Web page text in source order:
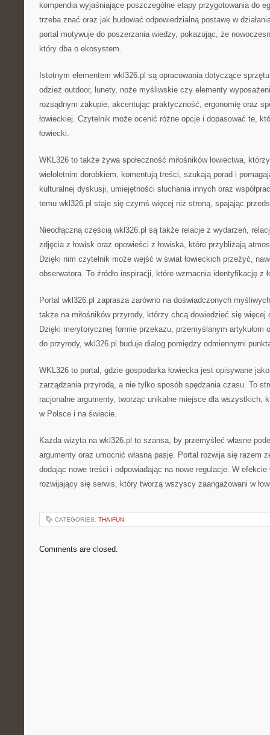
kompendia wyjaśniające poszczególne etapy przygotowania do
trzeba znać oraz jak budować odpowiedzialną postawę w
portal motywuje do poszerzania wiedzy, pokazując, że
który dba o ekosystem.
Istotnym elementem wkl326.pl są opracowania dotyczące
odzież outdoor, lunety, noże myśliwskie czy elementy
rozsądnym zakupie, akcentując praktyczność, ergonomię oraz
łowieckiej. Czytelnik może ocenić różne opcje i dopasować te,
łowiecki.
WKL326 to także żywa społeczność miłośników łowiectwa,
wieloletnim dorobkiem, komentują treści, szukają porad i
kulturalnej dyskusji, umiejętności słuchania innych oraz
temu wkl326.pl staje się czymś więcej niż stroną, spajając
Nieodłączną częścią wkl326.pl są także relacje z wydarzeń,
zdjęcia z łowisk oraz opowieści z łowiska, które przybliżają
Dzięki nim czytelnik może wejść w świat łowieckich przeżyć,
obserwatora. To źródło inspiracji, które wzmacnia identyfikację z
Portal wkl326.pl zaprasza zarówno na doświadczonych
także na miłośników przyrody, którzy chcą dowiedzieć się więcej
Dzięki merytorycznej formie przekazu, przemyślanym artykułom
do przyrody, wkl326.pl buduje dialog pomiędzy odmiennymi
WKL326 to portal, gdzie gospodarka łowiecka jest opisywane
zarządzania przyrodą, a nie tylko sposób spędzania czasu. To
racjonalne argumenty, tworząc unikalne miejsce dla wszystkich,
w Polsce i na świecie.
Każda wizyta na wkl326.pl to szansa, by przemyśleć własne
argumenty oraz umocnić własną pasję. Portal rozwija się razem
dodając nowe treści i odpowiadając na nowe regulacje. W
rozwijający się serwis, który tworzą wszyscy zaangażowani w
CATEGORIES: THAIFUN
Comments are closed.